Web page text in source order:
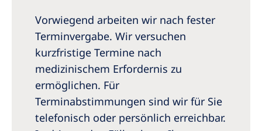
Vorwiegend arbeiten wir nach fester
Terminvergabe. Wir versuchen
kurzfristige Termine nach
medizinischem Erfordernis zu
ermöglichen. Für
Terminabstimmungen sind wir für Sie
telefonisch oder persönlich erreichbar.